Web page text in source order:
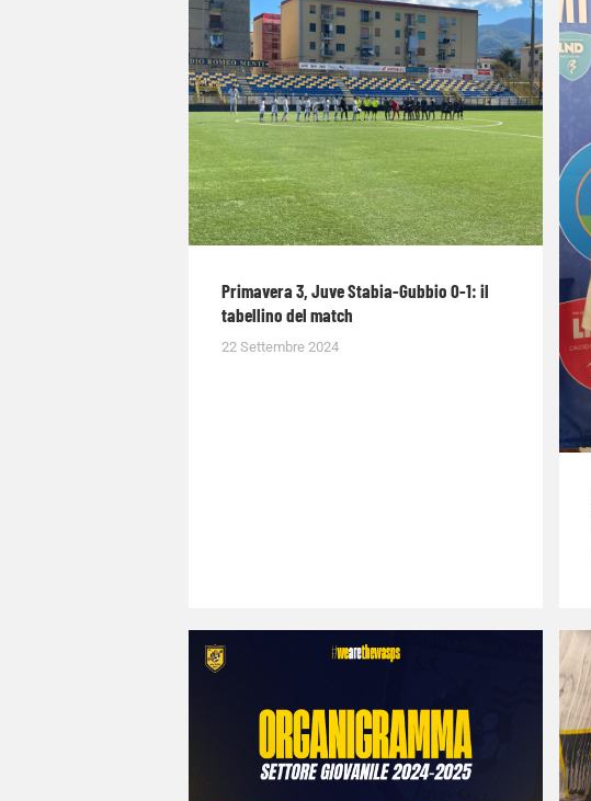
Primavera 3, Juve Stabia-Gubbio 0-1: il
tabellino del match
22 Settembre 2024